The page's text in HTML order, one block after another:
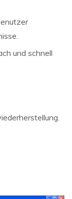
und schnell